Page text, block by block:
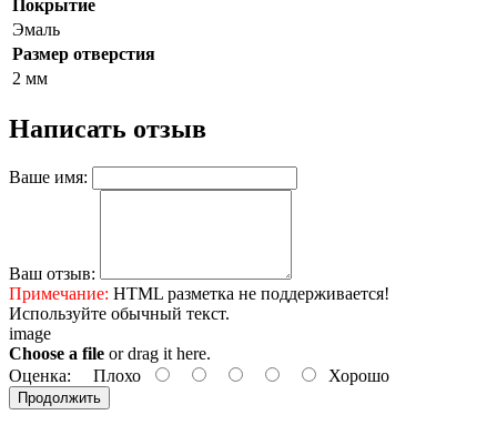
Покрытие
Эмаль
Размер отверстия
2 мм
Написать отзыв
Ваше имя:
Ваш отзыв:
Примечание: HTML разметка не поддерживается!
Используйте обычный текст.
image
Choose a file or drag it here.
Оценка: Плохо Хорошо
Продолжить